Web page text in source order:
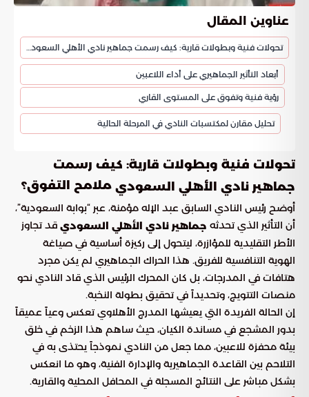
عناوين المقال
تحولات فنية وبطولات قارية: كيف رسمت جماهير نادي الأهلي السعودي ملامح التفوق؟
أبعاد التأثير الجماهيري على أداء اللاعبين
رؤية فنية وتفوق على المستوى القاري
تحليل مقارن لمكتسبات النادي في المرحلة الحالية
تحولات فنية وبطولات قارية: كيف رسمت
جماهير نادي الأهلي السعودي ملامح التفوق؟
أوضح رئيس النادي السابق عبد الإله مؤمنة، عبر “بوابة السعودية”،
أن التأثير الذي تحدثه جماهير نادي الأهلي السعودي قد تجاوز
الأطر التقليدية للمؤازرة، ليتحول إلى ركيزة أساسية في صياغة
الهوية التنافسية للفريق. هذا الحراك الجماهيري لم يكن مجرد
هتافات في المدرجات، بل كان المحرك الرئيس الذي قاد النادي نحو
منصات التتويج، وتحديداً في تحقيق بطولة النخبة.
إن الحالة الفريدة التي يعيشها المدرج الأهلاوي تعكس وعياً عميقاً
بدور المشجع في مساندة الكيان، حيث ساهم هذا الزخم في خلق
بيئة محفزة للاعبين، مما جعل من النادي نموذجاً يحتذى به في
التلاحم بين القاعدة الجماهيرية والإدارة الفنية، وهو ما انعكس
بشكل مباشر على النتائج المسجلة في المحافل المحلية والقارية.